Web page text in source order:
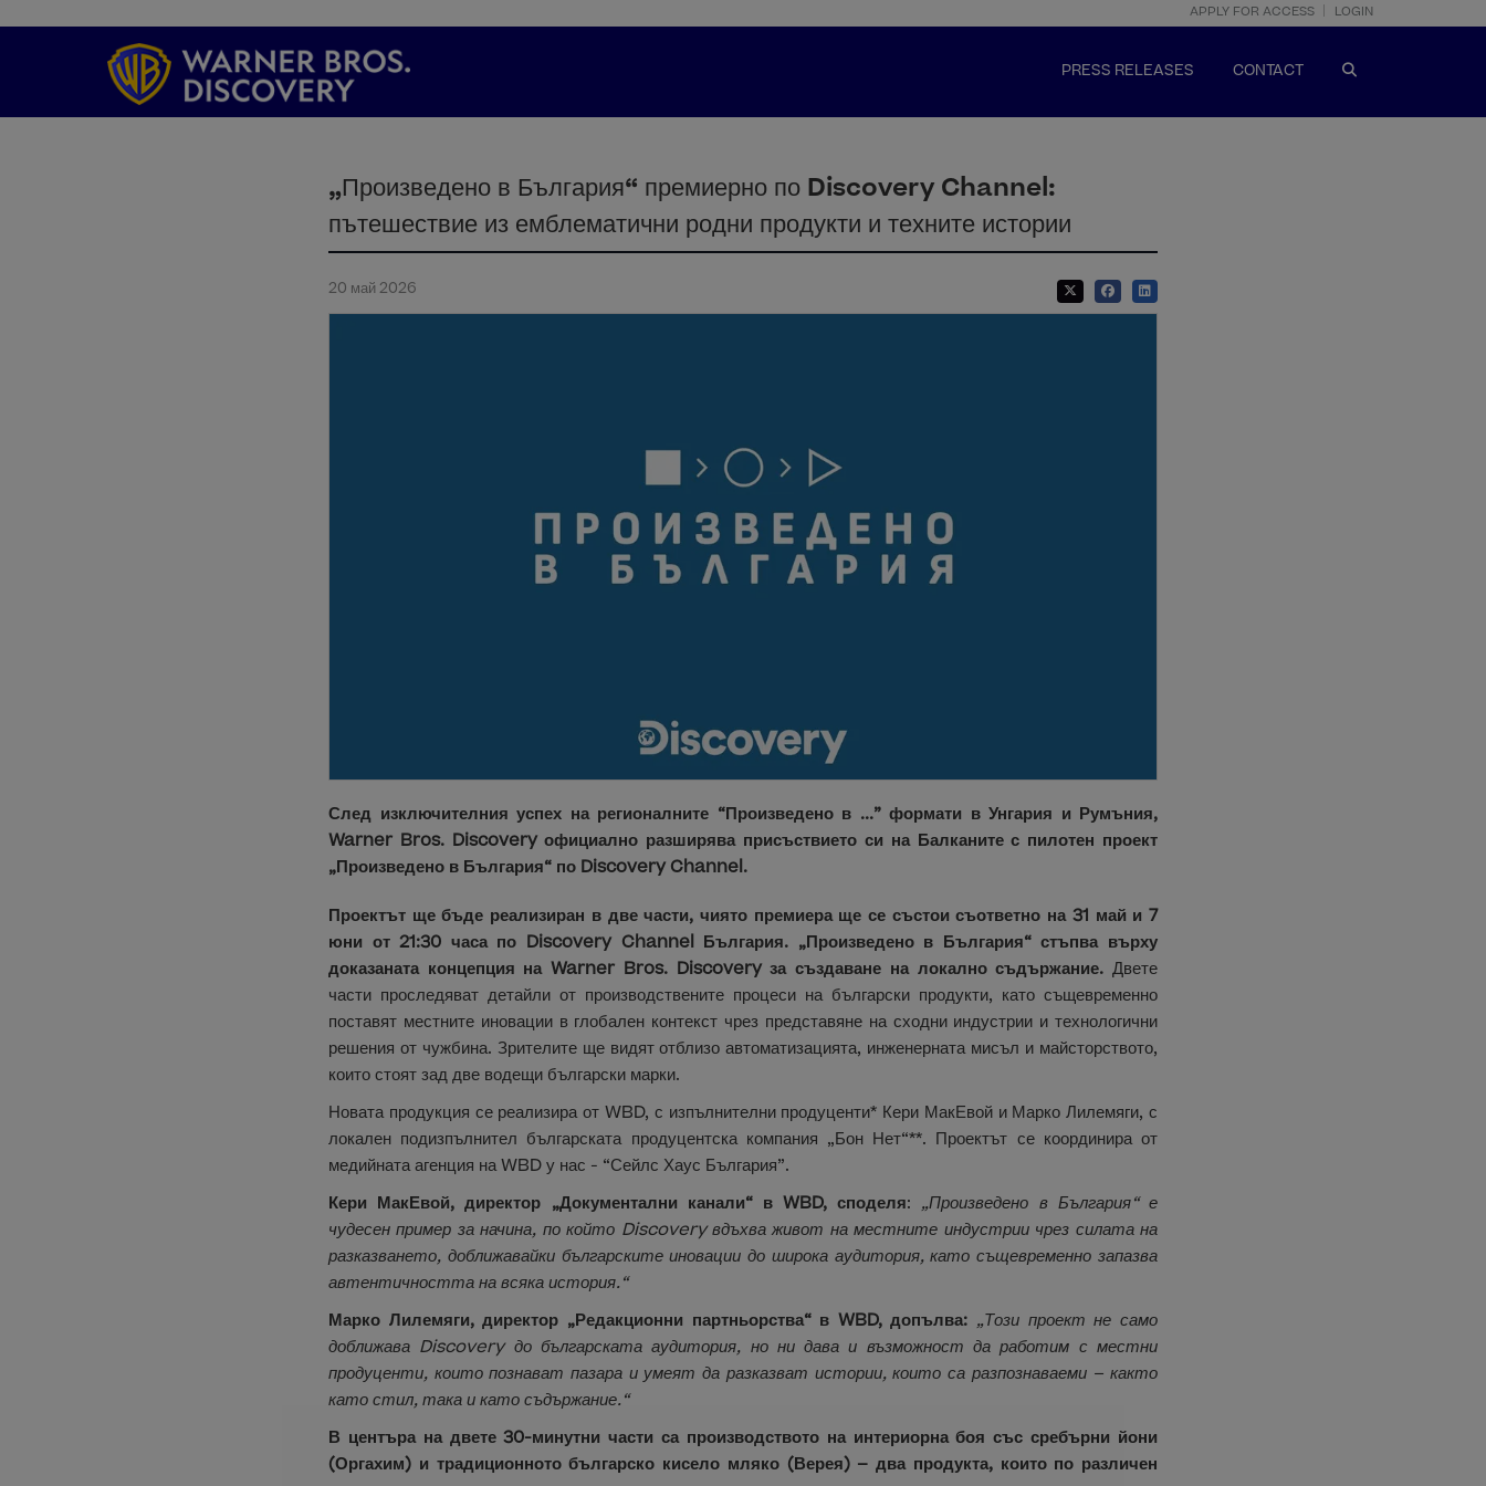
APPLY FOR ACCESS LOGIN
PRESS RELEASES CONTACT
„Произведено в България“ премиерно по Discovery Channel:
пътешествие из емблематични родни продукти и техните истории
20 май 2026
След изключителния успех на регионалните “Произведено в ...” формати в Унгария и Румъния,
Warner Bros. Discovery официално разширява присъствието си на Балканите с пилотен проект
„Произведено в България“ по Discovery Channel.
Проектът ще бъде реализиран в две части, чиято премиера ще се състои съответно на 31 май и 7
юни от 21:30 часа по Discovery Channel България. „Произведено в България“ стъпва върху
доказаната концепция на Warner Bros. Discovery за създаване на локално съдържание. Двете
части проследяват детайли от производствените процеси на български продукти, като същевременно
поставят местните иновации в глобален контекст чрез представяне на сходни индустрии и технологични
решения от чужбина. Зрителите ще видят отблизо автоматизацията, инженерната мисъл и майсторството,
които стоят зад две водещи български марки.
Новата продукция се реализира от WBD, с изпълнителни продуценти* Кери МакЕвой и Марко Лилемяги, с
локален подизпълнител българската продуцентска компания „Бон Нет“**. Проектът се координира от
медийната агенция на WBD у нас - “Сейлс Хаус България”.
Кери МакЕвой, директор „Документални канали“ в WBD, споделя: „Произведено в България“ е
чудесен пример за начина, по който Discovery вдъхва живот на местните индустрии чрез силата на
разказването, доближавайки българските иновации до широка аудитория, като същевременно запазва
автентичността на всяка история.“
Марко Лилемяги, директор „Редакционни партньорства“ в WBD, допълва: „Този проект не само
доближава Discovery до българската аудитория, но ни дава и възможност да работим с местни
продуценти, които познават пазара и умеят да разказват истории, които са разпознаваеми – както
като стил, така и като съдържание.“
В центъра на двете 30-минутни части са производството на интериорна боя със сребърни йони
(Оргахим) и традиционното българско кисело мляко (Верея) – два продукта, които по различен